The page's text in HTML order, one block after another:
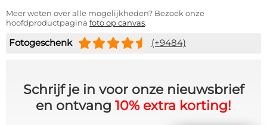
Meer weten over alle mogelijkheden? Bezoek onze
hoofdproductpagina foto op canvas.
Fotogeschenk (+9484)
Schrijf je in voor onze nieuwsbrief
en ontvang 10% extra korting!